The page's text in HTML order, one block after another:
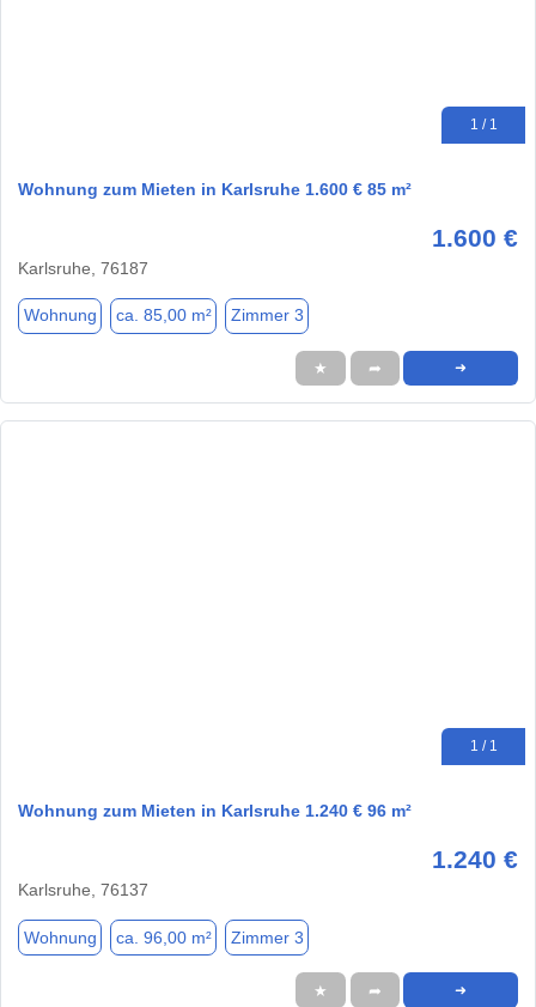
1 / 1
Wohnung zum Mieten in Karlsruhe 1.600 € 85 m²
1.600 €
Karlsruhe, 76187
Wohnung ca. 85,00 m² Zimmer 3
★ ➦ ➜
1 / 1
Wohnung zum Mieten in Karlsruhe 1.240 € 96 m²
1.240 €
Karlsruhe, 76137
Wohnung ca. 96,00 m² Zimmer 3
★ ➦ ➜